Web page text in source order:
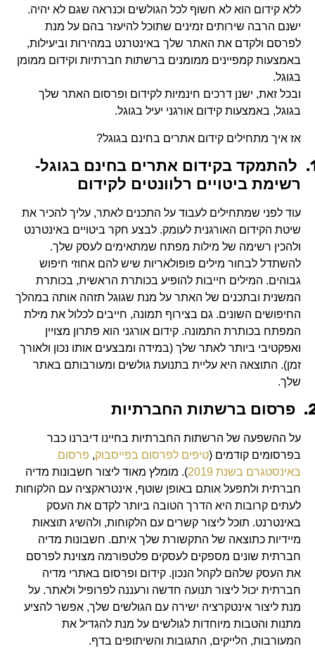
ללא קידום הוא לא חשוף לכל הגולשים וכנראה שגם לא יהיה.
ישנם הרבה שירותים זמינים שתוכל להיעזר בהם על מנת
לפרסם ולקדם את האתר שלך באינטרנט במהירות וביעילות,
באמצעות קמפיינים ממומנים ברשתות חברתיות וקידום ממומן
בגוגל.
ובכל זאת, ישנן דרכים חינמיות לקידום ופרסום האתר שלך
בגוגל, באמצעות קידום אורגני יעיל בגוגל.
אז איך מתחילים קידום אתרים בחינם בגוגל?
להתמקד בקידום אתרים בחינם בגוגל-
רשימת ביטויים רלוונטים לקידום
עוד לפני שמתחילים לעבוד על התכנים לאתר, עליך להכיר את
שיטת הקידום האורגנית לעומק. לבצע חקר ביטויים באינטרנט
ולהכין רשימה של מילות מפתח שמתאימים לעסק שלך.
להשתדל לבחור מילים פופולאריות שיש להם אחוזי חיפוש
גבוהים. המילים חייבות להופיע בכותרת הראשית, בכותרת
המשנית ובתכנים של האתר על מנת שגוגל תזהה אותה במהלך
החיפושים השונים. גם בצירוף תמונה, חייבים לכלול את מילת
המפתח בכותרת התמונה. קידום אורגני הוא פתרון מצויין
ואפקטיבי ביותר לאתר שלך (במידה ומבצעים אותו נכון ולאורך
זמן). התוצאה היא עליית בתנועת גולשים ומעורבותם באתר
שלך.
פרסום ברשתות החברתיות
על ההשפעה של הרשתות החברתיות בחיינו דיברנו כבר
בפרסומים קודמים (טיפים לפרסום בפייסבוק, פרסום
באינסטגרם בשנת 2019
). מומלץ מאוד ליצור חשבונות מדיה
חברתית ולתפעל אותם באופן שוטף, אינטראקציה עם הלקוחות
לעתים קרובות היא הדרך הטובה ביותר לקדם את העסק
באינטרנט. תוכל ליצור קשרים עם הלקוחות, ולהשיג תוצאות
מיידיות כתוצאה של התקשורת שלך איתם. חשבונות מדיה
חברתית שונים מספקים לעסקים פלטפורמה מצוינת לפרסם
את העסק שלהם לקהל הנכון. קידום ופרסום באתרי מדיה
חברתית יכול ליצור תנועה חדשה ורעננה לפרופיל ולאתר. על
מנת ליצור אינטקרציה ישירה עם הגולשים שלך, אפשר להציע
מתנות והטבות מיוחדות לגולשים על מנת להגדיל את
המעורבות, הלייקים, התגובות והשיתופים בדף.